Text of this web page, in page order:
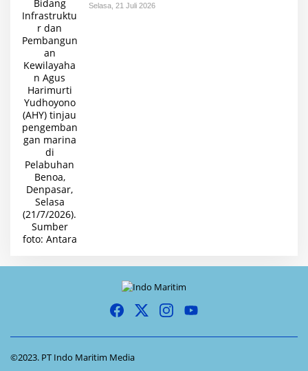
Selasa, 21 Juli 2026
©2023. PT Indo Maritim Media